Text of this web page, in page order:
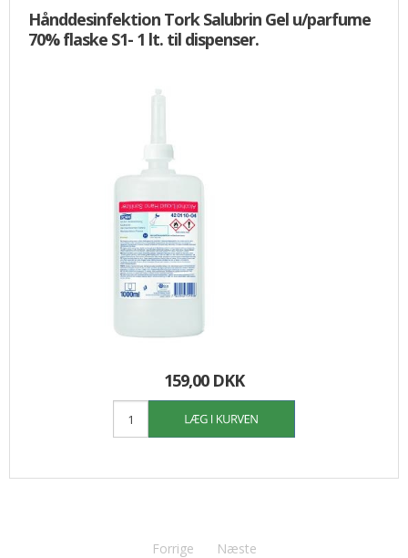
Hånddesinfektion Tork Salubrin Gel u/parfume
70% flaske S1- 1 lt. til dispenser.
159,00 DKK
Forrige Næste